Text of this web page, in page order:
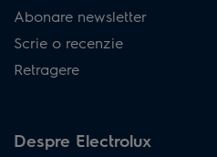
Abonare newsletter
Scrie o recenzie
Retragere
Despre Electrolux